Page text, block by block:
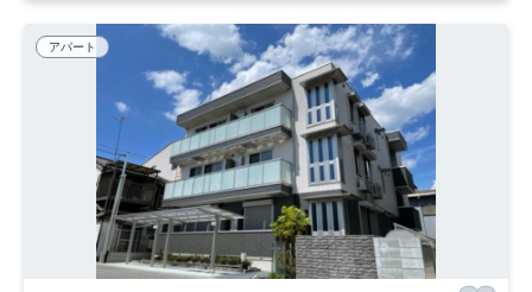
アパート